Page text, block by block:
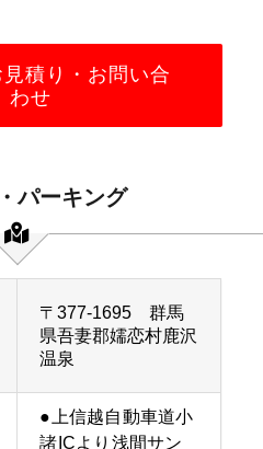
積り・お問い合
わせ
パーキング
〒377-1695 群馬
県吾妻郡嬬恋村鹿沢
温泉
●上信越自動車道小
諸ICより浅間サン